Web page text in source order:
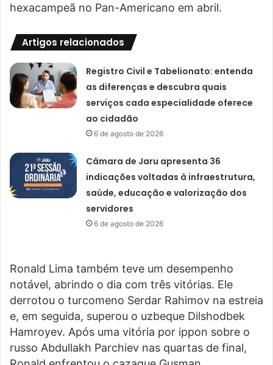
hexacampeã no Pan-Americano em abril.
Artigos relacionados
Registro Civil e Tabelionato: entenda
as diferenças e descubra quais
serviços cada especialidade oferece
ao cidadão
6 de agosto de 2026
Câmara de Jaru apresenta 36
indicações voltadas à infraestrutura,
saúde, educação e valorização dos
servidores
6 de agosto de 2026
Ronald Lima também teve um desempenho
notável, abrindo o dia com três vitórias. Ele
derrotou o turcomeno Serdar Rahimov na estreia
e, em seguida, superou o uzbeque Dilshodbek
Hamroyev. Após uma vitória por ippon sobre o
russo Abdullakh Parchiev nas quartas de final,